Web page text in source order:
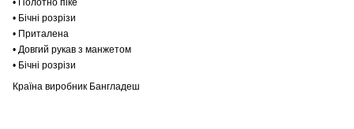
• Бічні розрізи
• Приталена
• Довгий рукав з манжетом
• Бічні розрізи
Країна виробник Бангладеш